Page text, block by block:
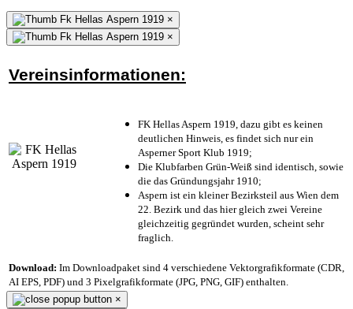
×
×
Vereinsinformationen:
FK Hellas Aspern 1919, dazu gibt es keinen
deutlichen Hinweis, es findet sich nur ein
Asperner Sport Klub 1919;
Die Klubfarben Grün-Weiß sind identisch, sowie
die das Gründungsjahr 1910;
Aspern ist ein kleiner Bezirksteil aus Wien dem
22. Bezirk und das hier gleich zwei Vereine
gleichzeitig gegründet wurden, scheint sehr
fraglich.
Download: Im Downloadpaket sind 4 verschiedene Vektorgrafikformate (CDR,
AI EPS, PDF) und 3 Pixelgrafikformate (JPG, PNG, GIF) enthalten.
×